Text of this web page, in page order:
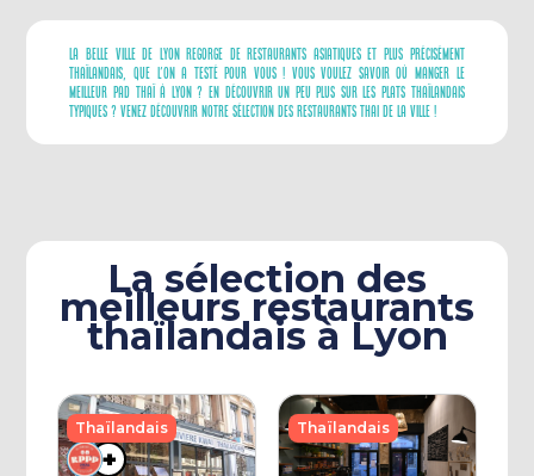
La Belle Ville De Lyon Regorge De Restaurants Asiatiques Et Plus Précisément
Thaïlandais, Que L’on A Testé Pour Vous ! Vous Voulez Savoir Où Manger Le
Meilleur Pad Thaï À Lyon ? En Découvrir Un Peu Plus Sur Les Plats Thaïlandais
Typiques ? Venez Découvrir Notre Sélection Des Restaurants Thai De La Ville !
La sélection des
meilleurs restaurants
thaïlandais à Lyon
+
+
Thaïlandais Thaïlandais